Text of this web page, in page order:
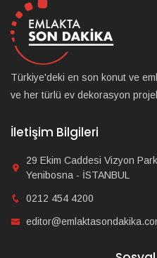
Türkiye'deki en son konut ve
ve her türlü ev dekorasyon
İletişim Bilgileri
29 Ekim Caddesi Vizyon
Yenibosna - İSTANBUL
0212 454 4200